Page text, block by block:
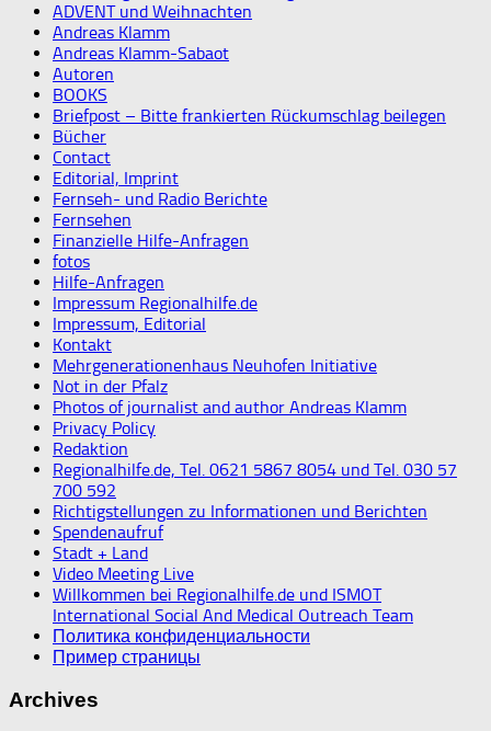
ADVENT und Weihnachten
Andreas Klamm
Andreas Klamm-Sabaot
Autoren
BOOKS
Briefpost – Bitte frankierten Rückumschlag beilegen
Bücher
Contact
Editorial, Imprint
Fernseh- und Radio Berichte
Fernsehen
Finanzielle Hilfe-Anfragen
fotos
Hilfe-Anfragen
Impressum Regionalhilfe.de
Impressum, Editorial
Kontakt
Mehrgenerationenhaus Neuhofen Initiative
Not in der Pfalz
Photos of journalist and author Andreas Klamm
Privacy Policy
Redaktion
Regionalhilfe.de, Tel. 0621 5867 8054 und Tel. 030 57
700 592
Richtigstellungen zu Informationen und Berichten
Spendenaufruf
Stadt + Land
Video Meeting Live
Willkommen bei Regionalhilfe.de und ISMOT
International Social And Medical Outreach Team
Политика конфиденциальности
Пример страницы
Archives